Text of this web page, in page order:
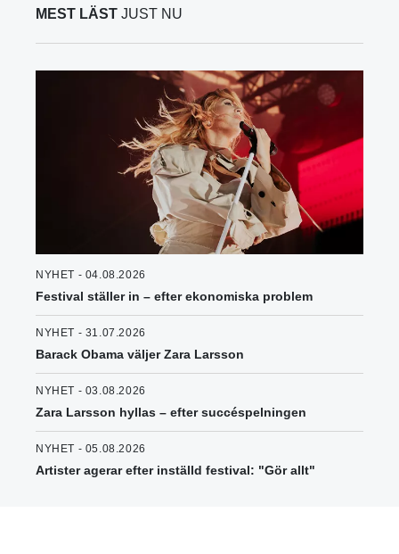
MEST LÄST JUST NU
NYHET - 04.08.2026
Festival ställer in – efter ekonomiska problem
NYHET - 31.07.2026
Barack Obama väljer Zara Larsson
NYHET - 03.08.2026
Zara Larsson hyllas – efter succéspelningen
NYHET - 05.08.2026
Artister agerar efter inställd festival: "Gör allt"